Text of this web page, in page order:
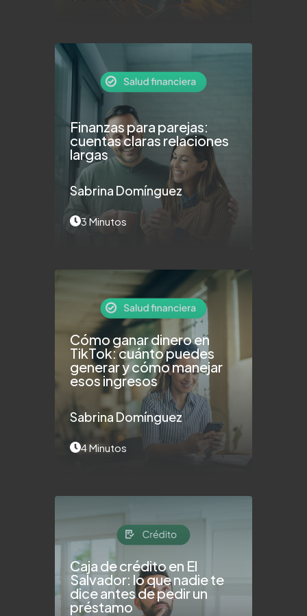
Finanzas para parejas:
cuentas claras relaciones
largas
Sabrina Domínguez
3 Minutos
Cómo ganar dinero en
TikTok: cuánto puedes
generar y cómo manejar
esos ingresos
Sabrina Domínguez
4 Minutos
Caja de crédito en El
Salvador: lo que nadie te
dice antes de pedir un
préstamo